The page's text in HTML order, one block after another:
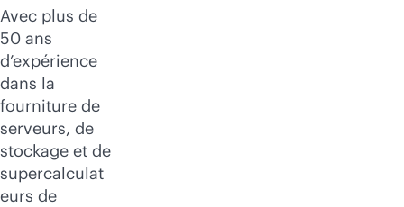
Avec plus de
50 ans
d’expérience
dans la
fourniture de
serveurs, de
stockage et de
supercalculat
eurs de